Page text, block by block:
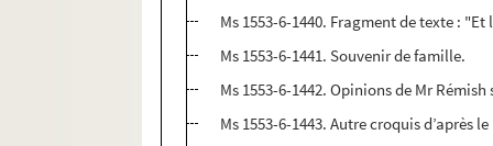
Ms 1553-6-1440. Fragment de texte :
Ms 1553-6-1441. Souvenir de famille.
Ms 1553-6-1442. Opinions de Mr
Ms 1553-6-1443. Autre croquis d’après